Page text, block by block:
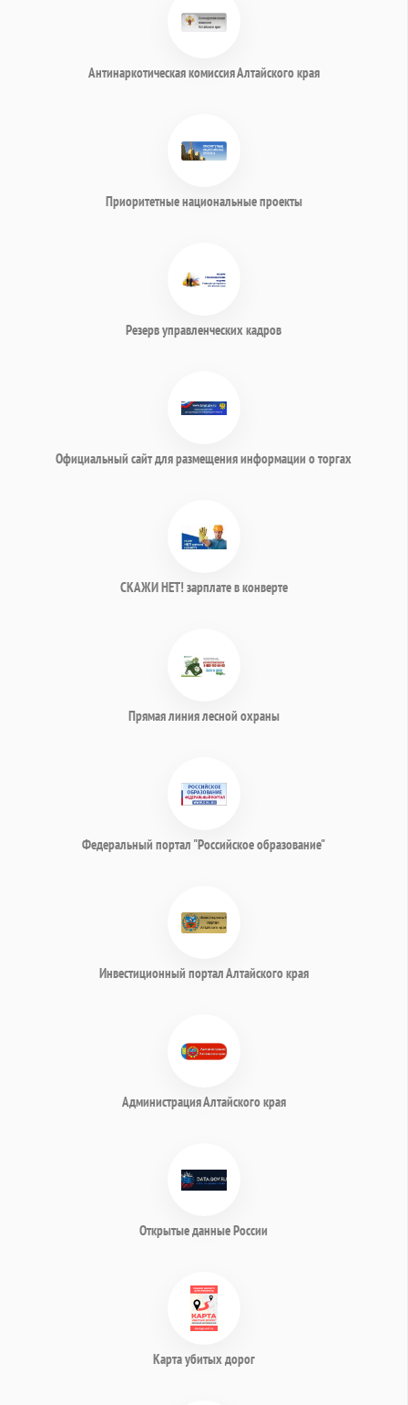
Антинаркотическая комиссия Алтайского края
Приоритетные национальные проекты
Резерв управленческих кадров
Официальный сайт для размещения информации о торгах
СКАЖИ НЕТ! зарплате в конверте
Прямая линия лесной охраны
Федеральный портал "Российское образование"
Инвестиционный портал Алтайского края
Администрация Алтайского края
Открытые данные России
Карта убитых дорог